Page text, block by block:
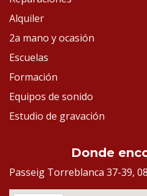
Alquiler
2a mano y ocasión
Escuelas
Formación
Equipos de sonido
Estudio de gravación
Donde
Passeig Torreblanca 37-39,